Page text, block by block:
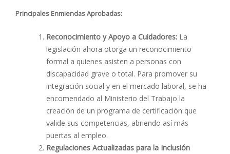
Principales Enmiendas Aprobadas:
Reconocimiento y Apoyo a Cuidadores: La
legislación ahora otorga un reconocimiento
formal a quienes asisten a personas con
discapacidad grave o total. Para promover su
integración social y en el mercado laboral, se ha
encomendado al Ministerio del Trabajo la
creación de un programa de certificación que
valide sus competencias, abriendo así más
puertas al empleo.
Regulaciones Actualizadas para la Inclusión